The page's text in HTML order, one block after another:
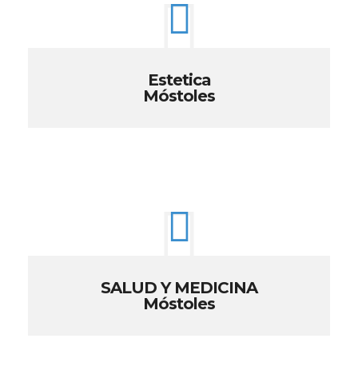
Estetica
Móstoles
SALUD Y MEDICINA
Móstoles